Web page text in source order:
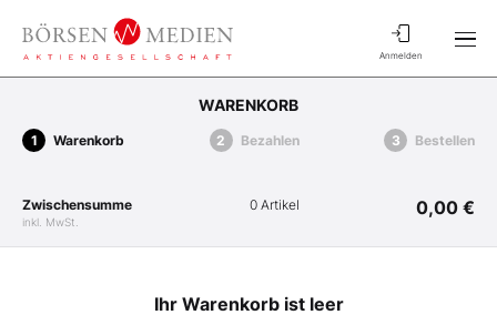
Anmelden
WARENKORB
Warenkorb Bezahlen Bestellen
Zwischensumme
inkl. MwSt.
0 Artikel 0,00 €
Ihr Warenkorb ist leer